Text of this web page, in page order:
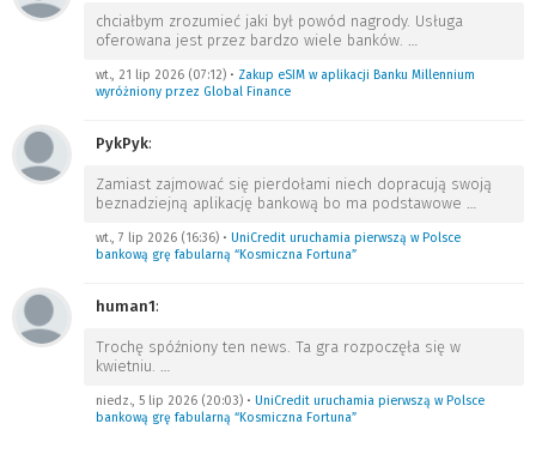
chciałbym zrozumieć jaki był powód nagrody. Usługa
oferowana jest przez bardzo wiele banków. …
wt., 21 lip 2026 (07:12) • Zakup eSIM w aplikacji Banku Millennium
wyróżniony przez Global Finance
PykPyk:
Zamiast zajmować się pierdołami niech dopracują swoją
beznadziejną aplikację bankową bo ma podstawowe …
wt., 7 lip 2026 (16:36) • UniCredit uruchamia pierwszą w Polsce
bankową grę fabularną “Kosmiczna Fortuna”
human1:
Trochę spóźniony ten news. Ta gra rozpoczęła się w
kwietniu. …
niedz., 5 lip 2026 (20:03) • UniCredit uruchamia pierwszą w Polsce
bankową grę fabularną “Kosmiczna Fortuna”